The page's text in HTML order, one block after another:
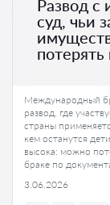
Развод с
суд, чьи
потерять
Международный
развод, где
страны
кем останутся
высока: можно
браке по
3.06.2026